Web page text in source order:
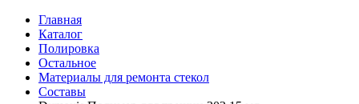
Главная
Каталог
Полировка
Остальное
Материалы для ремонта стекол
Составы